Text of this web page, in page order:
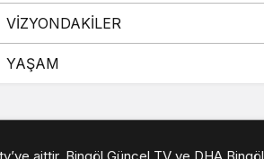
VİZYONDAKİLER
YAŞAM